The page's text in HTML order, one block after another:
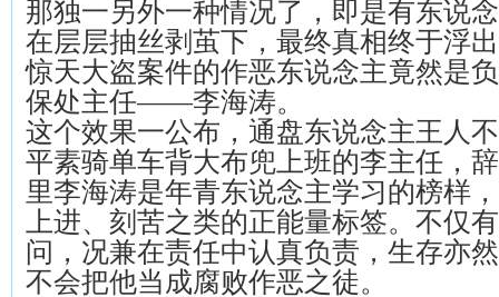
那独一另外一种情况了，即是有东说
在层层抽丝剥茧下，最终真相终于浮
惊天大盗案件的作恶东说念主竟然是
保处主任——李海涛。
这个效果一公布，通盘东说念主王人
平素骑单车背大布兜上班的李主任，
里李海涛是年青东说念主学习的榜样
上进、刻苦之类的正能量标签。不仅
问，况兼在责任中认真负责，生存亦
不会把他当成腐败作恶之徒。